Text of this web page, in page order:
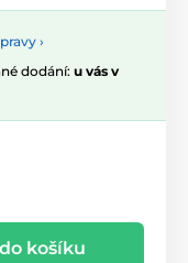
›
dodání: u vás v
košíku